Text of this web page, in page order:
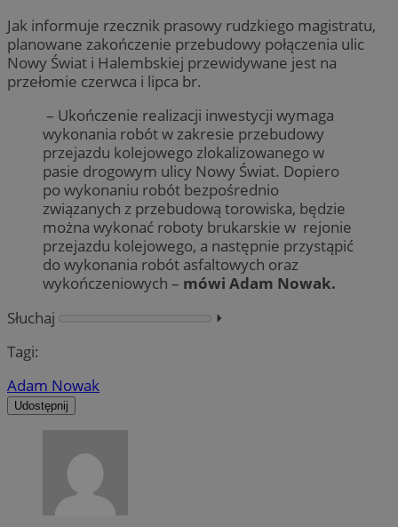
Jak informuje rzecznik prasowy rudzkiego magistratu,
planowane zakończenie przebudowy połączenia ulic
Nowy Świat i Halembskiej przewidywane jest na
przełomie czerwca i lipca br.
– Ukończenie realizacji inwestycji wymaga
wykonania robót w zakresie przebudowy
przejazdu kolejowego zlokalizowanego w
pasie drogowym ulicy Nowy Świat. Dopiero
po wykonaniu robót bezpośrednio
związanych z przebudową torowiska, będzie
można wykonać roboty brukarskie w rejonie
przejazdu kolejowego, a następnie przystąpić
do wykonania robót asfaltowych oraz
wykończeniowych – mówi Adam Nowak.
Słuchaj
⏵︎
Tagi:
Adam Nowak
Udostępnij